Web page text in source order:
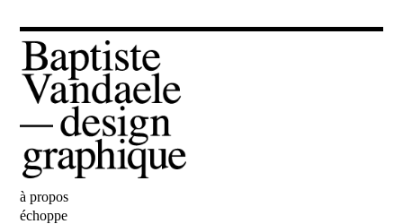
Baptiste Vandaele
à propos
échoppe